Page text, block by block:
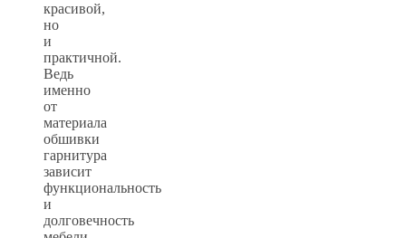
красивой,
но
и
практичной.
Ведь
именно
от
материала
обшивки
гарнитура
зависит
функциональность
и
долговечность